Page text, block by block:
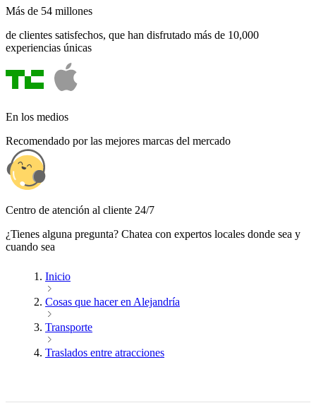
Más de 54 millones
de clientes satisfechos, que han disfrutado más de 10,000
experiencias únicas
En los medios
Recomendado por las mejores marcas del mercado
Centro de atención al cliente 24/7
¿Tienes alguna pregunta? Chatea con expertos locales donde sea y
cuando sea
Inicio
Cosas que hacer en Alejandría
Transporte
Traslados entre atracciones